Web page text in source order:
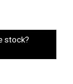
stock?